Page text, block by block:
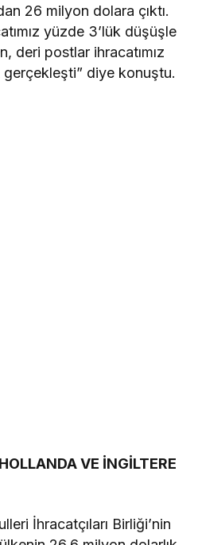
26 milyon dolara çıktı.
yüzde 3’lük düşüşle
deri postlar ihracatımız
diye konuştu.
VE İNGİLTERE
İhracatçıları Birliği’nin